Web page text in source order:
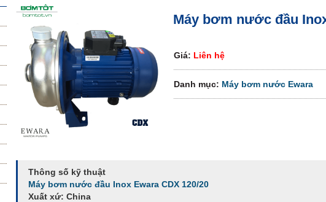
Máy bơm nước đầu
Giá: Liên hệ
Danh mục: Máy bơm nước Ewara
Thông số kỹ thuật
Máy bơm nước đầu Inox Ewara CDX 120/20
Xuất xứ: China